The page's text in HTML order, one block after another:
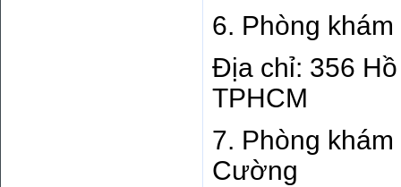
6. Phòng
Địa chỉ: 356
TPHCM
7. Phòng
Cường